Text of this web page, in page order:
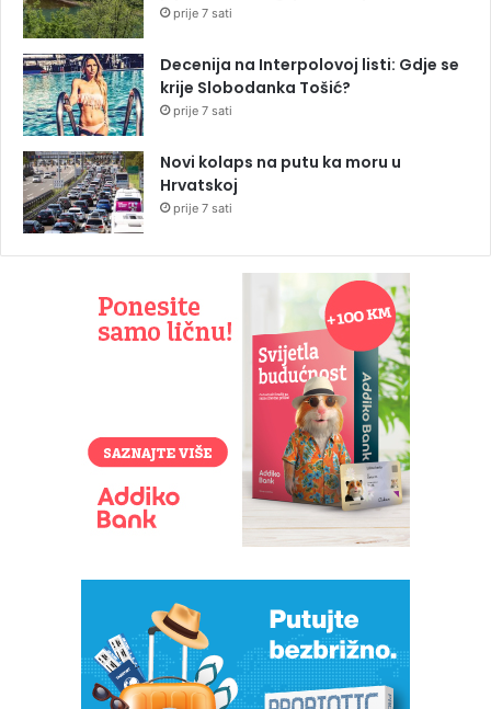
prije 7 sati
Decenija na Interpolovoj listi: Gdje se
krije Slobodanka Tošić?
prije 7 sati
Novi kolaps na putu ka moru u
Hrvatskoj
prije 7 sati